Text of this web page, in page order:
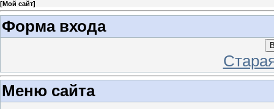
[Мой сайт]
Форма входа
Меню сайта